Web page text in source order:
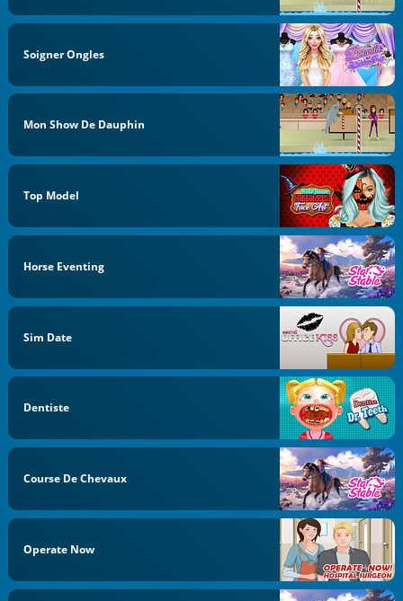
Soigner Ongles
Mon Show De Dauphin
Top Model
Horse Eventing
Sim Date
Dentiste
Course De Chevaux
Operate Now